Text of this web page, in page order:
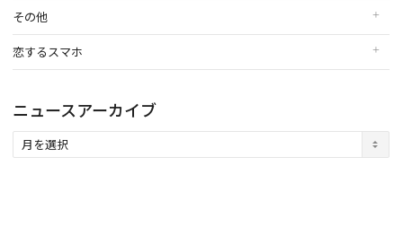
その他
恋するスマホ
ニュースアーカイブ
ュ